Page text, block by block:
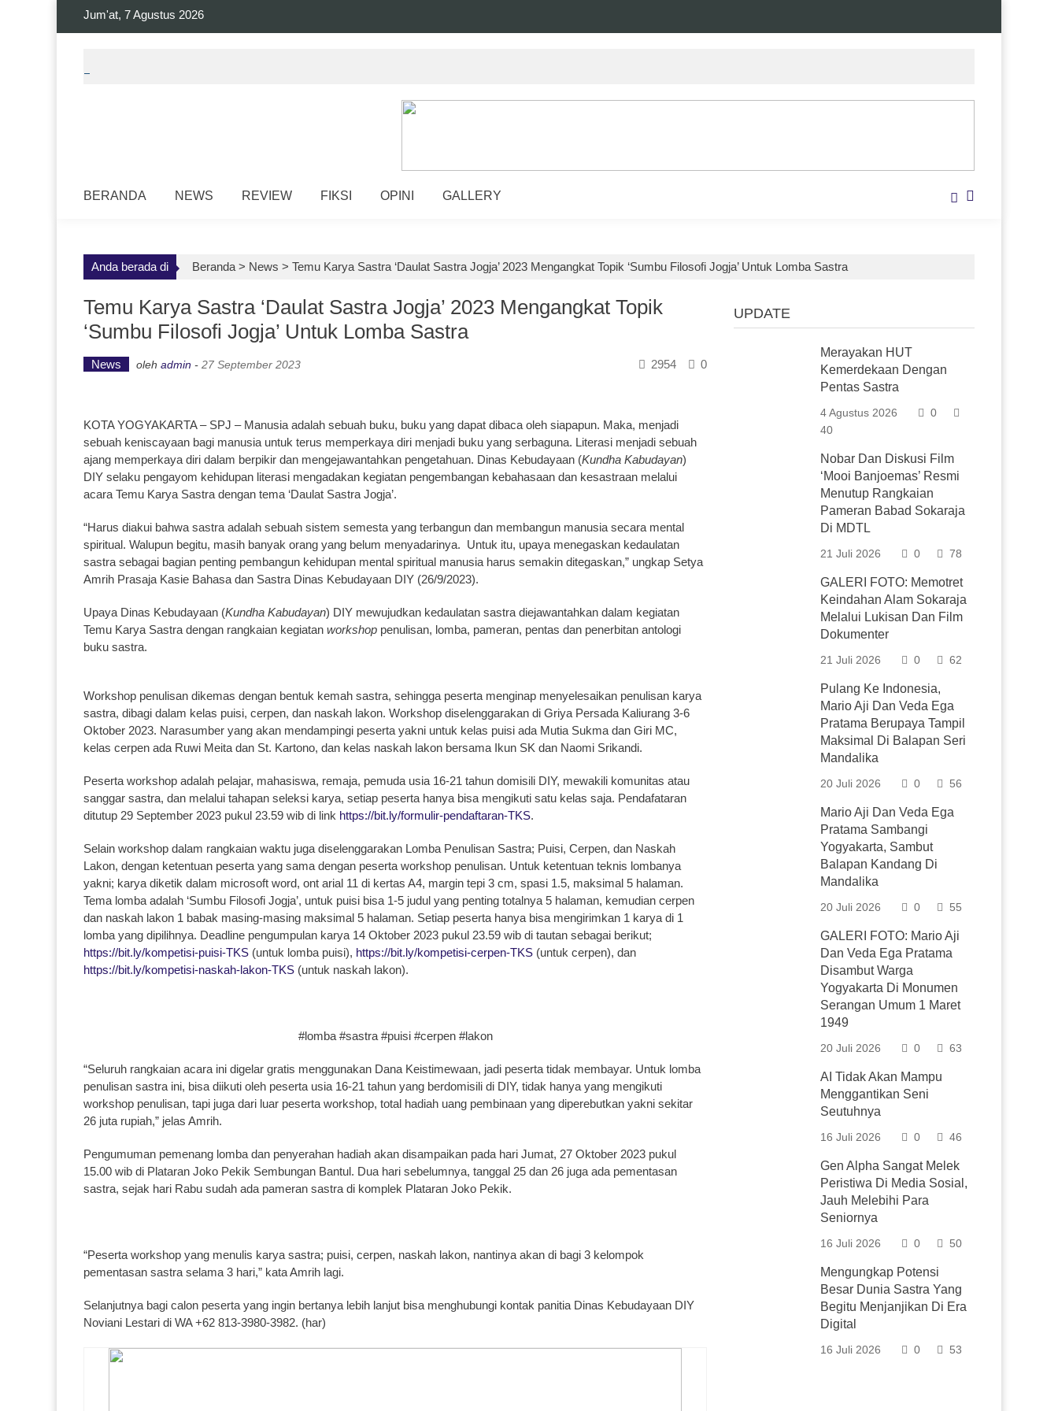
Jum'at, 7 Agustus 2026
BERANDA NEWS REVIEW FIKSI OPINI GALLERY
Anda berada di Beranda > News > Temu Karya Sastra ‘Daulat Sastra Jogja’ 2023 Mengangkat Topik ‘Sumbu Filosofi Jogja’ Untuk Lomba Sastra
Temu Karya Sastra ‘Daulat Sastra Jogja’ 2023 Mengangkat Topik
‘Sumbu Filosofi Jogja’ Untuk Lomba Sastra
News oleh admin - 27 September 2023 0
2954
KOTA YOGYAKARTA – SPJ – Manusia adalah sebuah buku, buku yang dapat dibaca oleh siapapun. Maka, menjadi
sebuah keniscayaan bagi manusia untuk terus memperkaya diri menjadi buku yang serbaguna. Literasi menjadi sebuah
ajang memperkaya diri dalam berpikir dan mengejawantahkan pengetahuan. Dinas Kebudayaan (Kundha Kabudayan)
DIY selaku pengayom kehidupan literasi mengadakan kegiatan pengembangan kebahasaan dan kesastraan melalui
acara Temu Karya Sastra dengan tema ‘Daulat Sastra Jogja’.
“Harus diakui bahwa sastra adalah sebuah sistem semesta yang terbangun dan membangun manusia secara mental
spiritual. Walupun begitu, masih banyak orang yang belum menyadarinya. Untuk itu, upaya menegaskan kedaulatan
sastra sebagai bagian penting pembangun kehidupan mental spiritual manusia harus semakin ditegaskan,” ungkap Setya
Amrih Prasaja Kasie Bahasa dan Sastra Dinas Kebudayaan DIY (26/9/2023).
Upaya Dinas Kebudayaan (Kundha Kabudayan) DIY mewujudkan kedaulatan sastra diejawantahkan dalam kegiatan
Temu Karya Sastra dengan rangkaian kegiatan workshop penulisan, lomba, pameran, pentas dan penerbitan antologi
buku sastra.
Workshop penulisan dikemas dengan bentuk kemah sastra, sehingga peserta menginap menyelesaikan penulisan karya
sastra, dibagi dalam kelas puisi, cerpen, dan naskah lakon. Workshop diselenggarakan di Griya Persada Kaliurang 3-6
Oktober 2023. Narasumber yang akan mendampingi peserta yakni untuk kelas puisi ada Mutia Sukma dan Giri MC,
kelas cerpen ada Ruwi Meita dan St. Kartono, dan kelas naskah lakon bersama Ikun SK dan Naomi Srikandi.
Peserta workshop adalah pelajar, mahasiswa, remaja, pemuda usia 16-21 tahun domisili DIY, mewakili komunitas atau
sanggar sastra, dan melalui tahapan seleksi karya, setiap peserta hanya bisa mengikuti satu kelas saja. Pendafataran
ditutup 29 September 2023 pukul 23.59 wib di link https://bit.ly/formulir-pendaftaran-TKS.
Selain workshop dalam rangkaian waktu juga diselenggarakan Lomba Penulisan Sastra; Puisi, Cerpen, dan Naskah
Lakon, dengan ketentuan peserta yang sama dengan peserta workshop penulisan. Untuk ketentuan teknis lombanya
yakni; karya diketik dalam microsoft word, ont arial 11 di kertas A4, margin tepi 3 cm, spasi 1.5, maksimal 5 halaman.
Tema lomba adalah ‘Sumbu Filosofi Jogja’, untuk puisi bisa 1-5 judul yang penting totalnya 5 halaman, kemudian cerpen
dan naskah lakon 1 babak masing-masing maksimal 5 halaman. Setiap peserta hanya bisa mengirimkan 1 karya di 1
lomba yang dipilihnya. Deadline pengumpulan karya 14 Oktober 2023 pukul 23.59 wib di tautan sebagai berikut;
https://bit.ly/kompetisi-puisi-TKS (untuk lomba puisi), https://bit.ly/kompetisi-cerpen-TKS (untuk cerpen), dan
https://bit.ly/kompetisi-naskah-lakon-TKS (untuk naskah lakon).
#lomba #sastra #puisi #cerpen #lakon
“Seluruh rangkaian acara ini digelar gratis menggunakan Dana Keistimewaan, jadi peserta tidak membayar. Untuk lomba
penulisan sastra ini, bisa diikuti oleh peserta usia 16-21 tahun yang berdomisili di DIY, tidak hanya yang mengikuti
workshop penulisan, tapi juga dari luar peserta workshop, total hadiah uang pembinaan yang diperebutkan yakni sekitar
26 juta rupiah,” jelas Amrih.
Pengumuman pemenang lomba dan penyerahan hadiah akan disampaikan pada hari Jumat, 27 Oktober 2023 pukul
15.00 wib di Plataran Joko Pekik Sembungan Bantul. Dua hari sebelumnya, tanggal 25 dan 26 juga ada pementasan
sastra, sejak hari Rabu sudah ada pameran sastra di komplek Plataran Joko Pekik.
“Peserta workshop yang menulis karya sastra; puisi, cerpen, naskah lakon, nantinya akan di bagi 3 kelompok
pementasan sastra selama 3 hari,” kata Amrih lagi.
Selanjutnya bagi calon peserta yang ingin bertanya lebih lanjut bisa menghubungi kontak panitia Dinas Kebudayaan DIY
Noviani Lestari di WA +62 813-3980-3982. (har)
UPDATE
Merayakan HUT
Kemerdekaan Dengan
Pentas Sastra
4 Agustus 2026
0
40
Nobar Dan Diskusi Film
‘Mooi Banjoemas’ Resmi
Menutup Rangkaian
Pameran Babad Sokaraja
Di MDTL
21 Juli 2026 0 78
GALERI FOTO: Memotret
Keindahan Alam Sokaraja
Melalui Lukisan Dan Film
Dokumenter
21 Juli 2026 0 62
Pulang Ke Indonesia,
Mario Aji Dan Veda Ega
Pratama Berupaya Tampil
Maksimal Di Balapan Seri
Mandalika
20 Juli 2026 0 56
Mario Aji Dan Veda Ega
Pratama Sambangi
Yogyakarta, Sambut
Balapan Kandang Di
Mandalika
20 Juli 2026 0 55
GALERI FOTO: Mario Aji
Dan Veda Ega Pratama
Disambut Warga
Yogyakarta Di Monumen
Serangan Umum 1 Maret
1949
20 Juli 2026 0 63
AI Tidak Akan Mampu
Menggantikan Seni
Seutuhnya
16 Juli 2026 0 46
Gen Alpha Sangat Melek
Peristiwa Di Media Sosial,
Jauh Melebihi Para
Seniornya
16 Juli 2026 0 50
Mengungkap Potensi
Besar Dunia Sastra Yang
Begitu Menjanjikan Di Era
Digital
16 Juli 2026 0 53